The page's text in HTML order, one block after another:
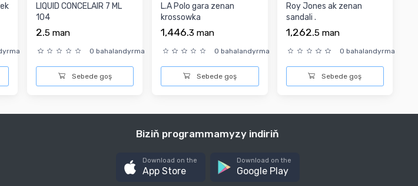
LIQUID CONCELAIR 7 ML
104
2.5 man
0 bahalandyrma
Sebede goş
L.A Polo gara zenan
krossowka
1,446.3 man
0 bahalandyrma
Sebede goş
Roy Jones ak zenan
sandali .
1,262.5 man
0 bahalandyrma
Sebede goş
Biziň programmamyzy indiriň
Download on the
App Store
Download on the
Google Play